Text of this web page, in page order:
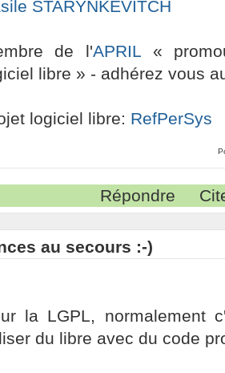
STARYNKEVITCH
de l'APRIL «
libre » - adhérez vous
logiciel libre: RefPerSys
Répondre
au secours :-)
la LGPL, normalement
du libre avec du code